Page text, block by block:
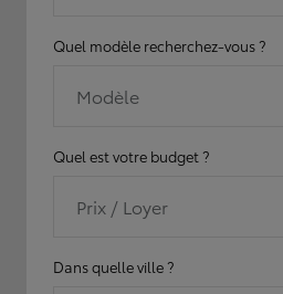
Quel modèle recherchez-vous ?
Modèle
Quel est votre budget ?
Prix / Loyer
Dans quelle ville ?